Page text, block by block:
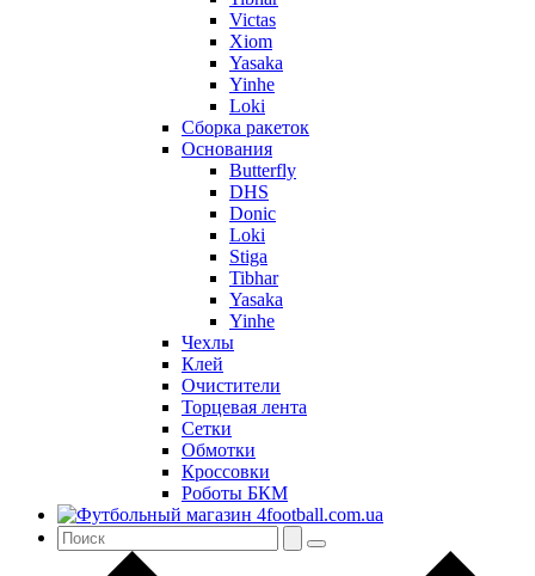
Victas
Xiom
Yasaka
Yinhe
Loki
Сборка ракеток
Основания
Butterfly
DHS
Donic
Loki
Stiga
Tibhar
Yasaka
Yinhe
Чехлы
Клей
Очистители
Торцевая лента
Сетки
Обмотки
Кроссовки
Роботы БКМ